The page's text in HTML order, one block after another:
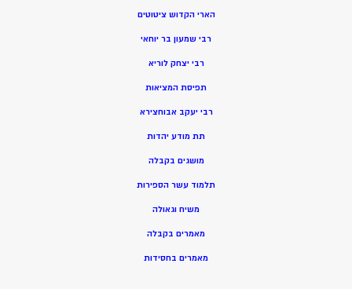
הארי הקדוש ציטוטים
רבי שמעון בר יוחאי
רבי יצחק לוריא
תפיסת המציאות
רבי יעקב אבוחצירא
תת מודע יהדות
מושגים בקבלה
תלמוד עשר הספירות
משיח וגאולה
מאמרים בקבלה
מאמרים בחסידות